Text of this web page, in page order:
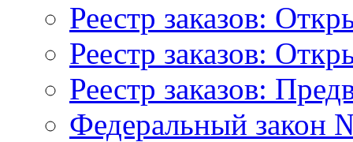
Реестр заказов:
Реестр заказов:
Реестр заказов:
Федеральный закон